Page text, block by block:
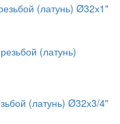
(латунь) Ø32х1"
(латунь) Ø32х3/4"